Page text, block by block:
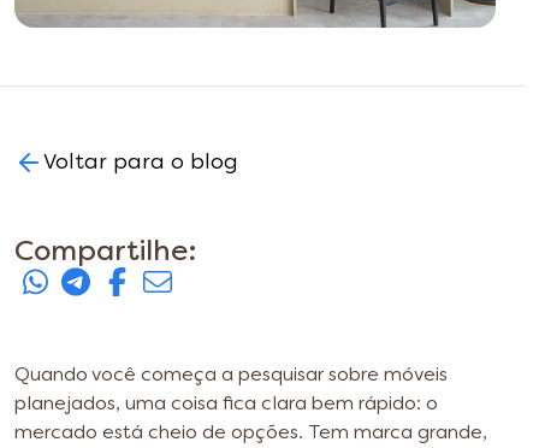
Voltar para o blog
Compartilhe:
Quando você começa a pesquisar sobre móveis
planejados, uma coisa fica clara bem rápido: o
mercado está cheio de opções. Tem marca grande,